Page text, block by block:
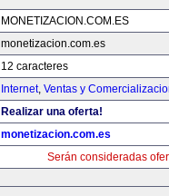
MONETIZACION.COM.ES
monetizacion.com.es
12 caracteres
Internet, Ventas y
Realizar una oferta!
monetizacion.com.es
Serán consideradas